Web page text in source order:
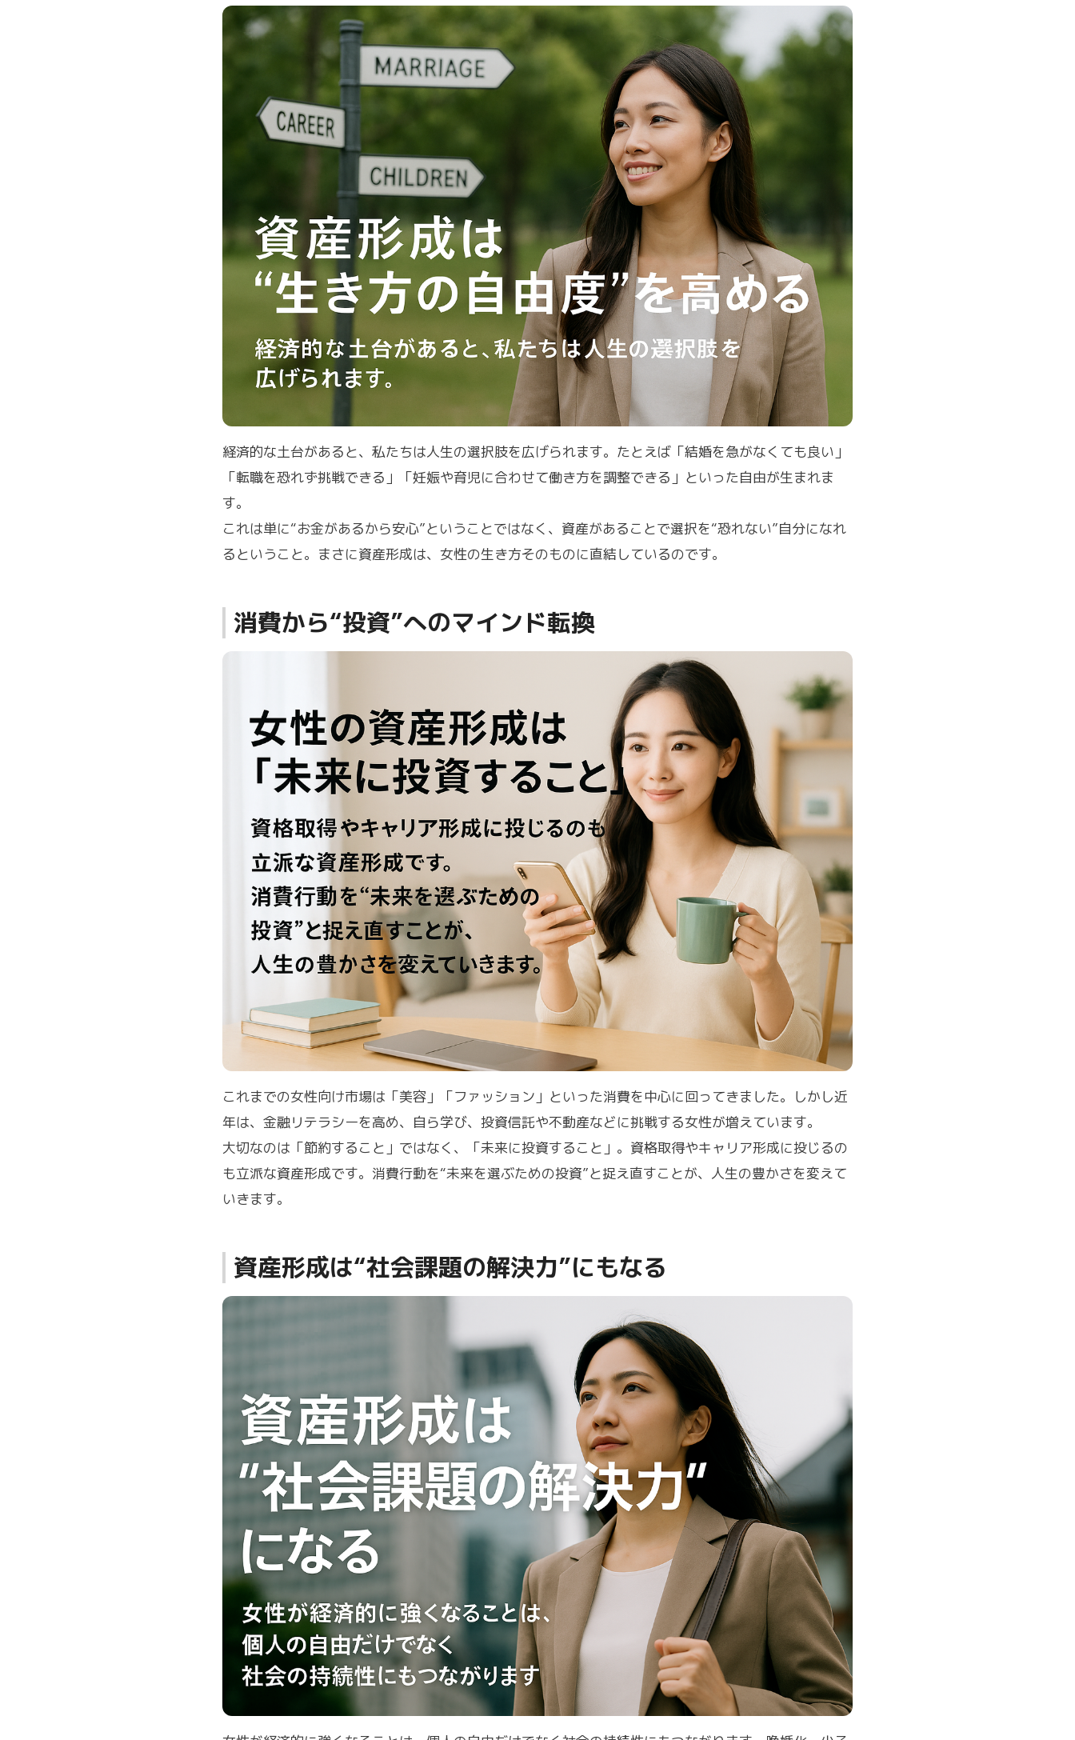
経済的な土台があると、私たちは人生の選択肢を広げられます。たとえば「結婚を急がなくても良い」
「転職を恐れず挑戦できる」「妊娠や育児に合わせて働き方を調整できる」といった自由が生まれま
す。
これは単に“お金があるから安心”ということではなく、資産があることで選択を“恐れない”自分になれ
るということ。まさに資産形成は、女性の生き方そのものに直結しているのです。
消費から“投資”へのマインド転換
これまでの女性向け市場は「美容」「ファッション」といった消費を中心に回ってきました。しかし近
年は、金融リテラシーを高め、自ら学び、投資信託や不動産などに挑戦する女性が増えています。
大切なのは「節約すること」ではなく、「未来に投資すること」。資格取得やキャリア形成に投じるの
も立派な資産形成です。消費行動を“未来を選ぶための投資”と捉え直すことが、人生の豊かさを変えて
いきます。
資産形成は“社会課題の解決力”にもなる